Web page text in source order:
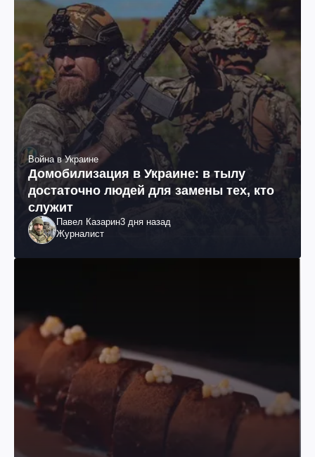
Война в Украине
Домобилизация в Украине: в тылу
достаточно людей для замены тех, кто
служит
Павел Казарин3 дня назад
Журналист